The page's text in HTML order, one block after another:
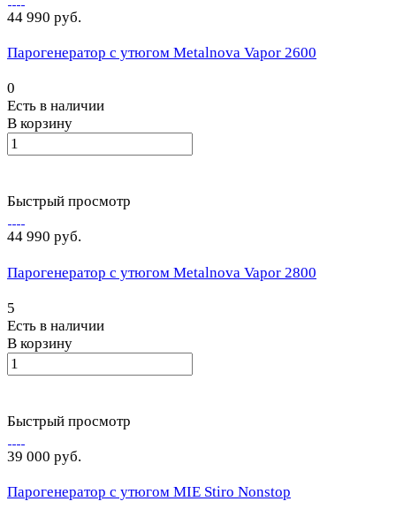
44 990 руб.
Парогенератор с утюгом Metalnova Vapor 2600
0
Есть в наличии
В корзину
Быстрый просмотр
44 990 руб.
Парогенератор с утюгом Metalnova Vapor 2800
5
Есть в наличии
В корзину
Быстрый просмотр
39 000 руб.
Парогенератор с утюгом MIE Stiro Nonstop